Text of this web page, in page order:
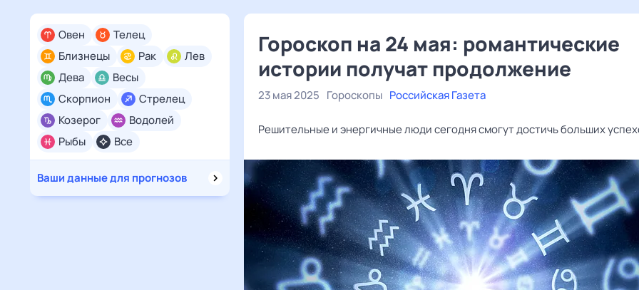
Все
Овен
Телец
Близнецы
Рак
Лев
Дева
Весы
Скорпион
Стрелец
Козерог
Водолей
Рыбы
Ваши данные для прогнозов
Гороскоп на 24 мая: романтические
истории получат продолжение
23 мая 2025 Гороскопы Российская Газета
Решительные и энергичные люди сегодня смогут достичь больших